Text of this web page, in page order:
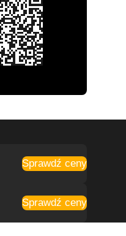
Sprawdź ceny
Sprawdź ceny